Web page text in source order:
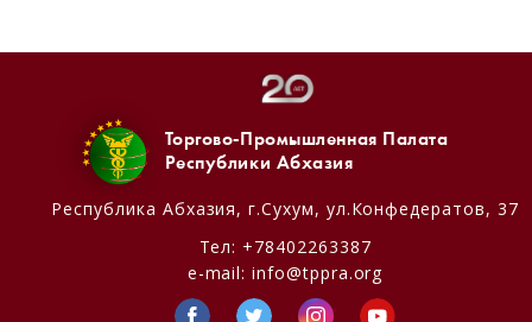
Торгово-Промышленная Палата
Республики Абхазия
Республика Абхазия, г.Сухум, ул.Конфедератов, 37
Тел: +78402263387
e-mail:info@tppra.org